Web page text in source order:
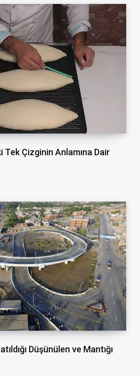
Tek Çizginin Anlamına Dair
Düşünülen ve Mantığı